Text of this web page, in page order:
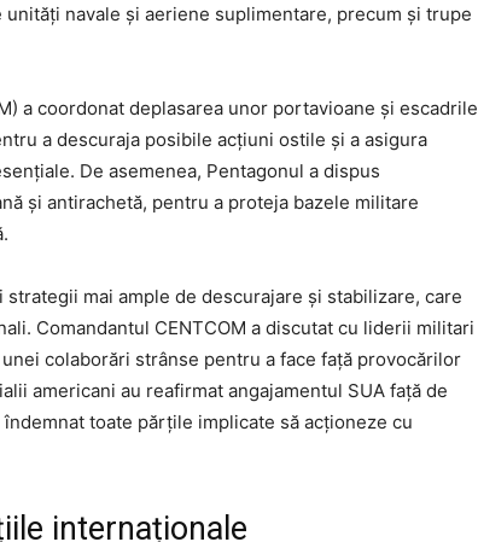
navale și aeriene suplimentare, precum și trupe
a coordonat deplasarea unor portavioane și escadrile
a descuraja posibile acțiuni ostile și a asigura
De asemenea, Pentagonul a dispus
și antirachetă, pentru a proteja bazele militare
mai ample de descurajare și stabilizare, care
Comandantul CENTCOM a discutat cu liderii militari
colaborări strânse pentru a face față provocărilor
americani au reafirmat angajamentul SUA față de
toate părțile implicate să acționeze cu
internaționale